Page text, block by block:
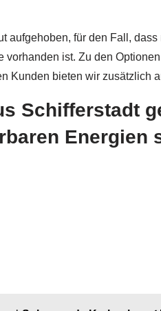
aufgehoben, für den Fall,
ist. Zu den
Kunden bieten wir zusätzlich
Schifferstadt
Energien